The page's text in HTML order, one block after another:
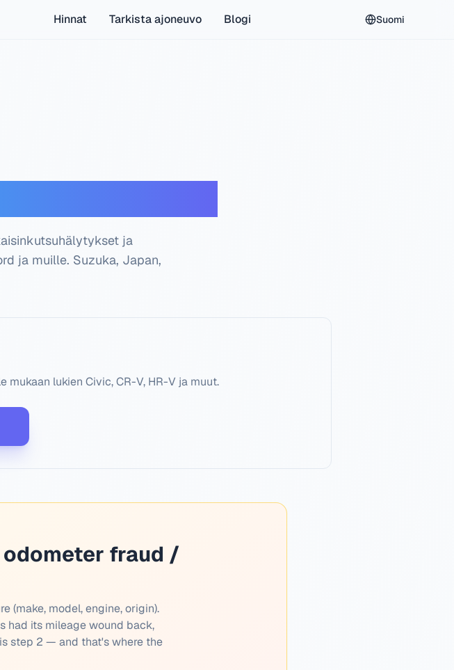
Hinnat
Tarkista ajoneuvo Blogi Suomi
ja
ja muille. Suzuka, Japan,
mukaan lukien Civic, CR-V, HR-V ja muut.
fraud /
(make, model, engine, origin).
had its mileage wound back,
step 2 — and that's where the